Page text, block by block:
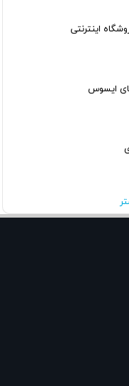
اینترنتی
ایسوس